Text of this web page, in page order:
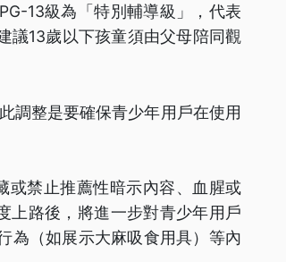
13級為「特別輔導級」，代表
議13歲以下孩童須由父母陪同觀
調整是要確保青少年用戶在使用
或禁止推薦性暗示內容、血腥或
上路後，將進一步對青少年用戶
為（如展示大麻吸食用具）等內